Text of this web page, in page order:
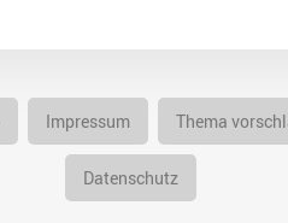
Impressum Thema
Datenschutz